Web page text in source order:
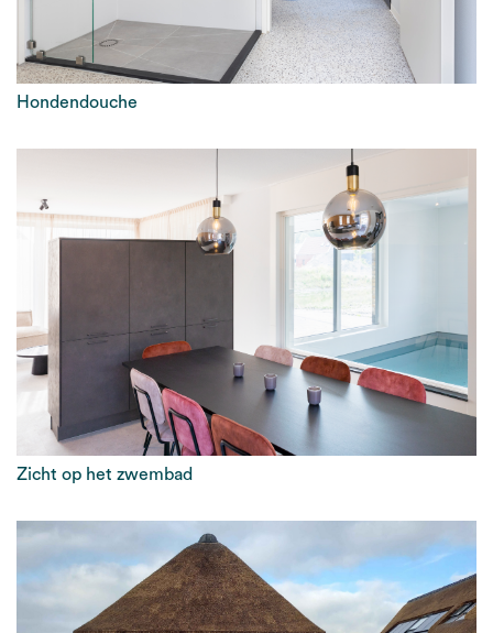
Hondendouche
Zicht op het zwembad